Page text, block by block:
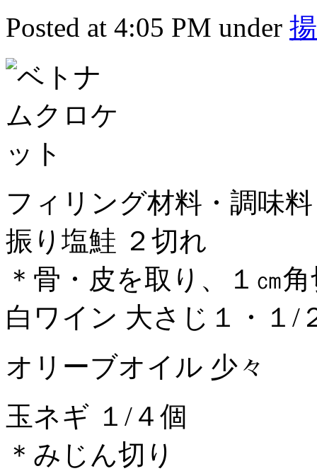
Posted at 4:05 PM under
フィリング材料・調味料
振り塩鮭 ２切れ
＊骨・皮を取り、１㎝
白ワイン 大さじ１・１/
オリーブオイル 少々
玉ネギ １/４個
＊みじん切り